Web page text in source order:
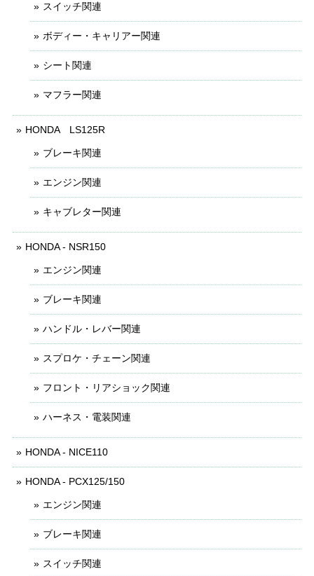
スイッチ関連
ボディー・キャリアー関連
シート関連
マフラー関連
HONDA LS125R
ブレーキ関連
エンジン関連
キャブレター関連
HONDA - NSR150
エンジン関連
ブレーキ関連
ハンドル・レバー関連
スプロケ・チェーン関連
フロント・リアショック関連
ハーネス・電装関連
HONDA - NICE110
HONDA - PCX125/150
エンジン関連
ブレーキ関連
スイッチ関連